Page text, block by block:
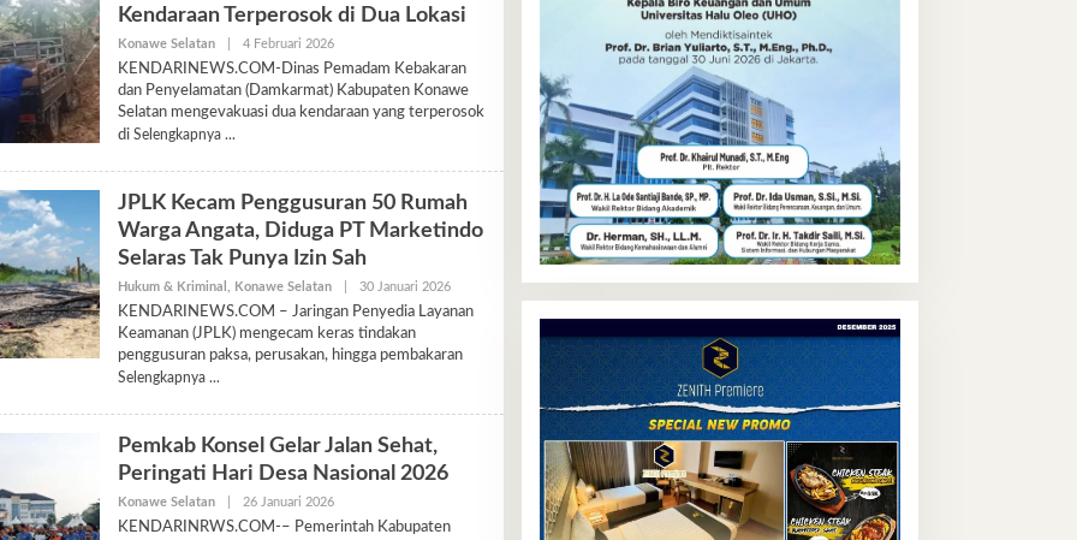
Kendaraan Terperosok di Dua Lokasi
Konawe Selatan 4 Februari 2026Oleh
KENDARINEWS.COM-Dinas Pemadam Kebakaran
dan Penyelamatan (Damkarmat) Kabupaten Konawe
Selatan mengevakuasi dua kendaraan yang terperosok
di Selengkapnya
JPLK Kecam Penggusuran 50 Rumah
Warga Angata, Diduga PT Marketindo
Selaras Tak Punya Izin Sah
Hukum & Kriminal Konawe Selatan 30 Januari 2026Oleh
KENDARINEWS.COM – Jaringan Penyedia Layanan
Keamanan (JPLK) mengecam keras tindakan
penggusuran paksa, perusakan, hingga pembakaran
Selengkapnya
Pemkab Konsel Gelar Jalan Sehat,
Peringati Hari Desa Nasional 2026
Konawe Selatan 26 Januari 2026Oleh
KENDARINRWS.COM-– Pemerintah Kabupaten